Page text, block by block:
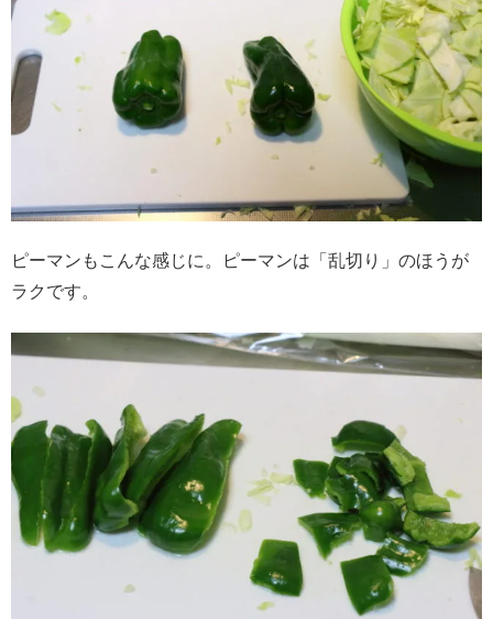
ピーマンもこんな感じに。ピーマンは「乱切り」のほうが
ラクです。